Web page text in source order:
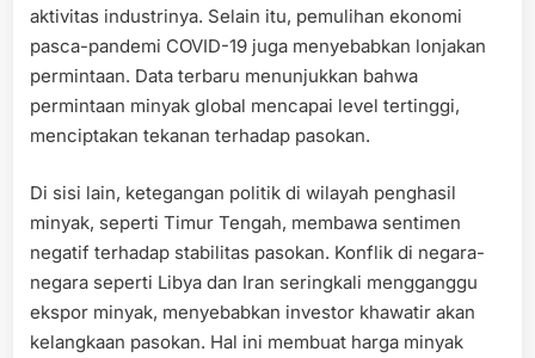
aktivitas industrinya. Selain itu, pemulihan ekonomi
pasca-pandemi COVID-19 juga menyebabkan lonjakan
permintaan. Data terbaru menunjukkan bahwa
permintaan minyak global mencapai level tertinggi,
menciptakan tekanan terhadap pasokan.
Di sisi lain, ketegangan politik di wilayah penghasil
minyak, seperti Timur Tengah, membawa sentimen
negatif terhadap stabilitas pasokan. Konflik di negara-
negara seperti Libya dan Iran seringkali mengganggu
ekspor minyak, menyebabkan investor khawatir akan
kelangkaan pasokan. Hal ini membuat harga minyak